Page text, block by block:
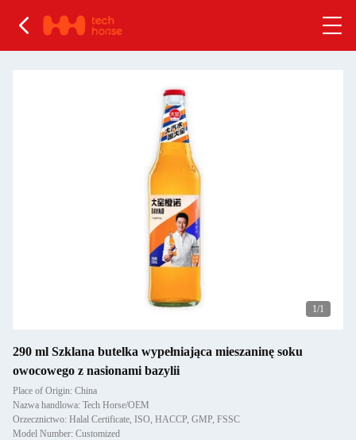
1/1
290 ml Szklana butelka wypełniająca mieszaninę soku
owocowego z nasionami bazylii
Place of Origin: China
Nazwa handlowa: Tech Horse/OEM
Orzecznictwo: Halal Certificate, ISO, HACCP, GMP, FSSC
Model Number: Customized